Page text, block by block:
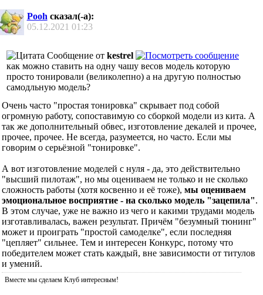
Pooh сказал(-а):
05.12.2021 01:23
Сообщение от kestrel
как можно ставить на одну чашу весов модель которую
просто тонировали (великолепно) а на другую полностью
самодльную модель?
Очень часто "простая тонировка" скрывает под собой
огромную работу, сопоставимую со сборкой модели из кита. А
так же дополнительный обвес, изготовление декалей и прочее,
прочее, прочее. Не всегда, разумеется, но часто. Если мы
говорим о серьёзной "тонировке".
А вот изготовление моделей с нуля - да, это действительно
"высший пилотаж", но мы оцениваем не только и не сколько
сложность работы (хотя косвенно и её тоже), мы оцениваем
эмоциональное восприятие - на сколько модель "зацепила".
В этом случае, уже не важно из чего и какими трудами модель
изготавливалась, важен результат. Причём "безумный тюнинг"
может и проиграть "простой самоделке", если последняя
"цепляет" сильнее. Тем и интересен Конкурс, потому что
победителем может стать каждый, вне зависимости от титулов
и умений.
Вместе мы сделаем Клуб интересным!